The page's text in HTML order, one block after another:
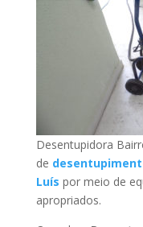
Desentupidora
de
Luís por meio de
apropriados.